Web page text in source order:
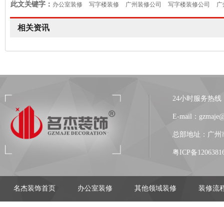
此文关键字： 办公室装修 写字楼装修 广州装修公司 写字楼装修公司 广
相关资讯
24小时服务热线
E-mail：
总部地址：广州
粤ICP备
名杰装饰首页 办公室装修 其他领域装修 装修流